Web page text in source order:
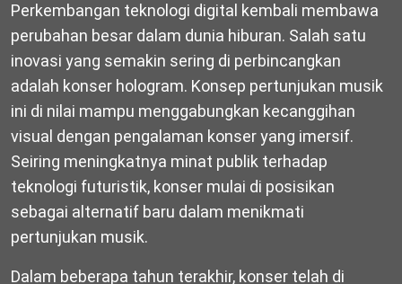
Perkembangan teknologi digital kembali membawa
perubahan besar dalam dunia hiburan. Salah satu
inovasi yang semakin sering di perbincangkan
adalah konser hologram. Konsep pertunjukan musik
ini di nilai mampu menggabungkan kecanggihan
visual dengan pengalaman konser yang imersif.
Seiring meningkatnya minat publik terhadap
teknologi futuristik, konser mulai di posisikan
sebagai alternatif baru dalam menikmati
pertunjukan musik.
Dalam beberapa tahun terakhir, konser telah di